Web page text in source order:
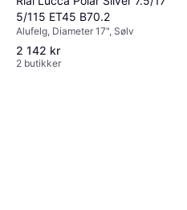
5/115 ET45 B70.2
Alufelg, Diameter 17", Sølv
2 142 kr
2 butikker